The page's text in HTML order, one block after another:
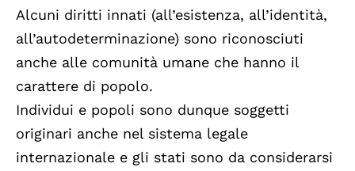
Alcuni diritti innati (all’esistenza, all’identità,
all’autodeterminazione) sono riconosciuti
anche alle comunità umane che hanno il
carattere di popolo.
Individui e popoli sono dunque soggetti
originari anche nel sistema legale
internazionale e gli stati sono da considerarsi